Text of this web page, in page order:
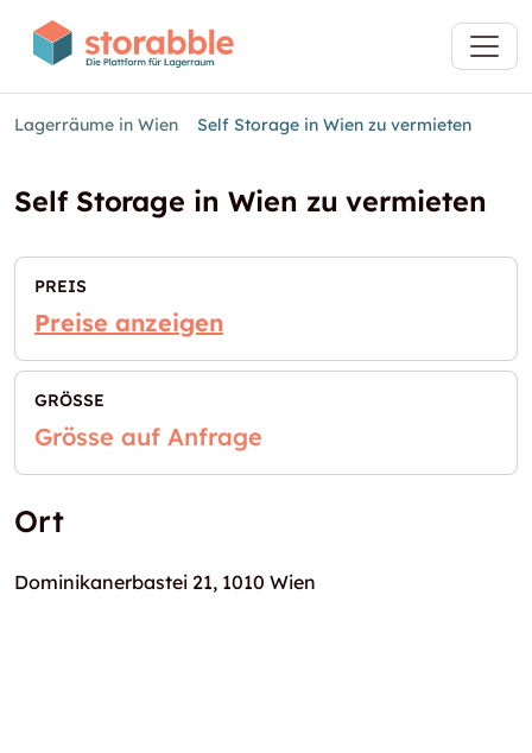
Lagerräume in Wien Self Storage in Wien zu vermieten
Self Storage in Wien zu vermieten
PREIS
Preise anzeigen
GRÖSSE
Grösse auf Anfrage
Ort
Dominikanerbastei 21, 1010 Wien